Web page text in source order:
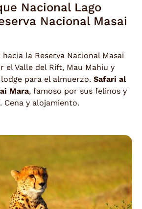
Nacional Lago
Nacional Masai
la Reserva Nacional Masai
el Valle del Rift, Mau Mahiu y
para el almuerzo. Safari al
Mara, famoso por sus felinos y
Cena y alojamiento.